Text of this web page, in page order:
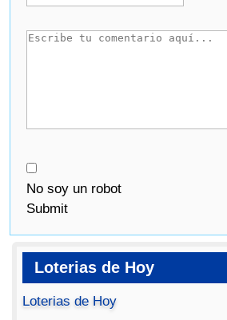
No soy un robot
Submit
Loterias de Hoy
Loterias de Hoy